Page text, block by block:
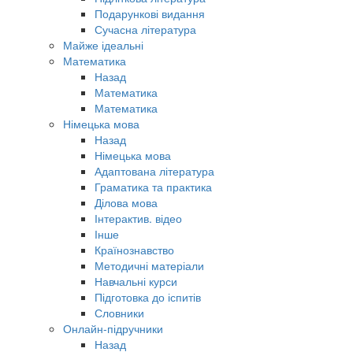
Подарункові видання
Сучасна література
Майже ідеальні
Математика
Назад
Математика
Математика
Німецька мова
Назад
Німецька мова
Адаптована література
Граматика та практика
Ділова мова
Інтерактив. відео
Інше
Країнознавство
Методичні матеріали
Навчальні курси
Підготовка до іспитів
Словники
Онлайн-підручники
Назад